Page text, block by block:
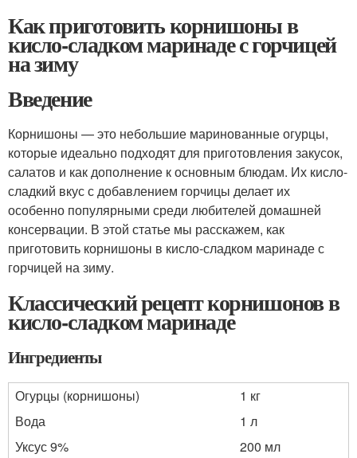
Как приготовить корнишоны в
кисло-сладком маринаде с горчицей
на зиму
Введение
Корнишоны — это небольшие маринованные огурцы,
которые идеально подходят для приготовления закусок,
салатов и как дополнение к основным блюдам. Их кисло-
сладкий вкус с добавлением горчицы делает их
особенно популярными среди любителей домашней
консервации. В этой статье мы расскажем, как
приготовить корнишоны в кисло-сладком маринаде с
горчицей на зиму.
Классический рецепт корнишонов в
кисло-сладком маринаде
Ингредиенты
Огурцы (корнишоны)
1 кг
Вода
1 л
Уксус 9%
200 мл